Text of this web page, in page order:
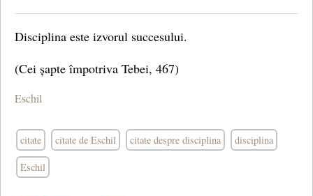
Disciplina este izvorul succesului.
(Cei șapte împotriva Tebei, 467)
Eschil
citate citate de Eschil citate despre disciplina disciplina
Eschil